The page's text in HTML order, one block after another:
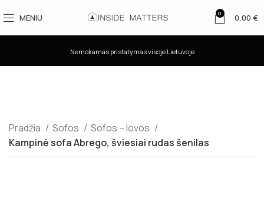
MENIU 0 0,00 €
Nemokamas pristatymas visoje Lietuvoje
Pradžia Sofos
Sofos – lovos
Kampinė sofa Abrego, šviesiai rudas šenilas